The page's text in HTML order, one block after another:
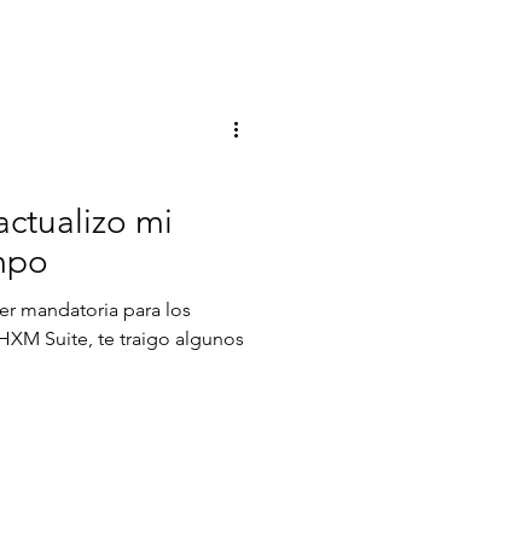
mi
mandatoria para los
Suite, te traigo algunos